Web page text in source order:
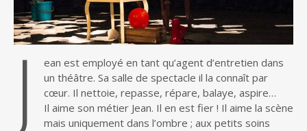
J
ean est employé en tant qu’agent d’entretien dans
un théâtre. Sa salle de spectacle il la connaît par
cœur. Il nettoie, repasse, répare, balaye, aspire…
Il aime son métier Jean. Il en est fier ! Il aime la scène
mais uniquement dans l’ombre ; aux petits soins